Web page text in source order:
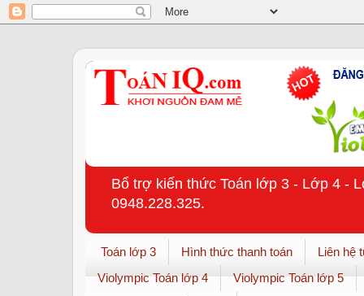
Bổ trợ kiến thức Toán lớp 3 - Lớp 4 -
0948.228.325.
Toán lớp 3 Hình thức thanh toán
Liên hệ
Violympic Toán lớp 4
Violympic Toán lớp 5